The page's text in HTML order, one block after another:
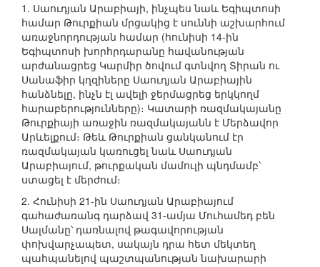
1. Սաուդյան Արաբիայի, ինչպես նաև Եգիպտոսի
համար Թուրքիան մրցակից է սուննի աշխարհում
առաջնորդության համար (հունիսի 14-ին
Եգիպտոսի խորհրդարանը հավանության
արժանացրեց Կարմիր ծովում գտնվող Տիրան ու
Սանաֆիր կղզիները Սաուդյան Արաբիային
հանձնելը, ինչն էլ ավելի ջերմացրեց երկկողմ
հարաբերությունները)։ Կատարի ռազմակայանը
Թուրքիայի առաջին ռազմակայանն է Մերձավոր
Արևելքում։ Թեև Թուրքիան ցանկանում էր
ռազմակայան կառուցել նաև Սաուդյան
Արաբիայում, թուրքական մամուլի պնդմամբ՝
ստացել է մերժում։
2. Հունիսի 21-ին Սաուդյան Արաբիայում
գահաժառանգ դարձավ 31-ամյա Մուհամեդ բեն
Սալմանը՝ դառնալով թագավորության
փոխվարչապետ, սակայն դրա հետ մեկտեղ
պահպանելով պաշտպանության նախարարի